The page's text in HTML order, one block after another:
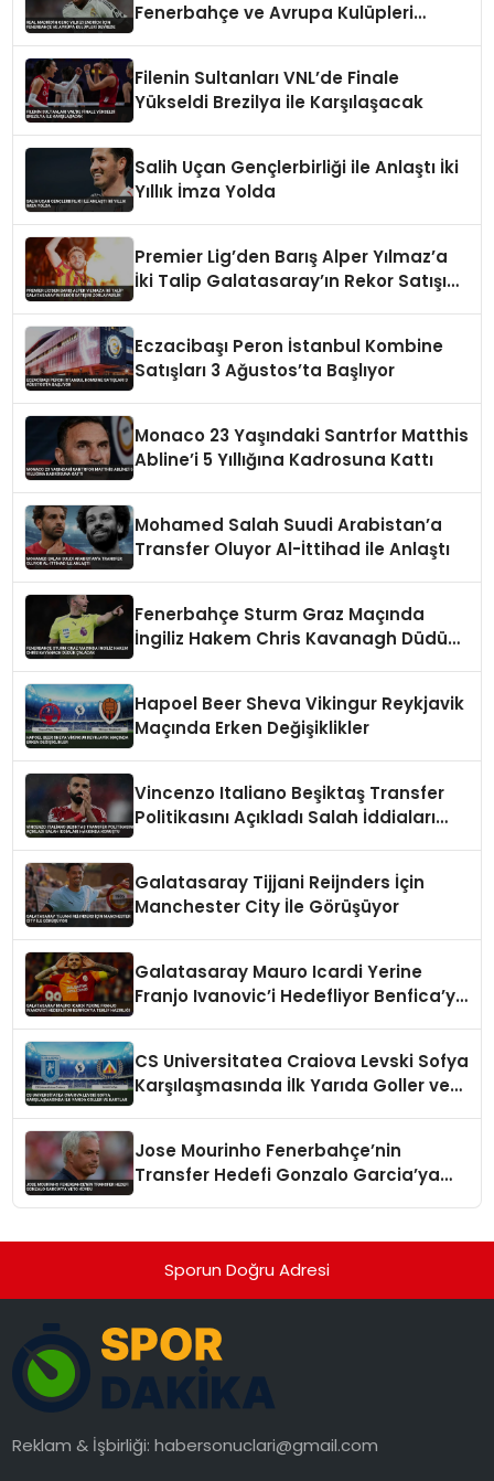
Fenerbahçe ve Avrupa Kulüpleri
Filenin Sultanları VNL’de Finale
Yükseldi Brezilya ile Karşılaşacak
Salih Uçan Gençlerbirliği ile Anlaştı İki
Yıllık İmza Yolda
Premier Lig’den Barış Alper Yılmaz’a
İki Talip Galatasaray’ın Rekor Satışını
Eczacibaşı Peron İstanbul Kombine
Satışları 3 Ağustos’ta Başlıyor
Monaco 23 Yaşındaki Santrfor Matthis
Abline’i 5 Yıllığına Kadrosuna Kattı
Mohamed Salah Suudi Arabistan’a
Transfer Oluyor Al-İttihad ile Anlaştı
Fenerbahçe Sturm Graz Maçında
İngiliz Hakem Chris Kavanagh Düdük
Hapoel Beer Sheva Vikingur Reykjavik
Maçında Erken Değişiklikler
Vincenzo Italiano Beşiktaş Transfer
Politikasını Açıkladı Salah İddiaları
Galatasaray Tijjani Reijnders İçin
Manchester City İle Görüşüyor
Galatasaray Mauro Icardi Yerine
Franjo Ivanovic’i Hedefliyor Benfica’ya
CS Universitatea Craiova Levski Sofya
Karşılaşmasında İlk Yarıda Goller ve
Jose Mourinho Fenerbahçe’nin
Transfer Hedefi Gonzalo Garcia’ya
Sporun Doğru Adresi
Reklam & İşbirliği:habersonuclari@gmail.com